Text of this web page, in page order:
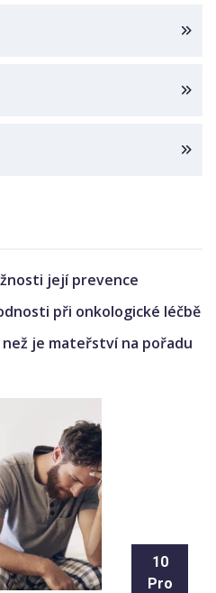
její prevence
při onkologické léčbě
je mateřství na pořadu
10
Pro